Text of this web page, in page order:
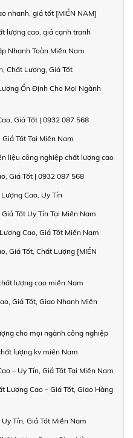
nhanh, giá tốt [MIỀN NAM]
lượng cao, giá cạnh tranh
Nhanh Toàn Miền Nam
Chất Lượng, Giá Tốt
Ổn Định Cho Mọi Ngành
Giá Tốt | 0932 087 568
Tốt Tại Miền Nam
liệu công nghiệp chất lượng cao
Giá Tốt | 0932 087 568
Cao, Uy Tín
Tốt Uy Tín Tại Miền Nam
Cao, Giá Tốt Miền Nam
Giá Tốt, Chất Lượng [MIỀN
lượng cao miền Nam
Giá Tốt, Giao Nhanh Miền
cho mọi ngành công nghiệp
lượng kv miền Nam
– Uy Tín, Giá Tốt Tại Miền Nam
Lượng Cao – Giá Tốt, Giao Hàng
Tín, Giá Tốt Miền Nam